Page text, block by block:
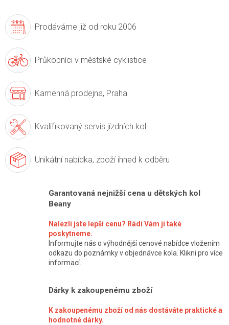
Prodáváme již od roku 2006
Průkopníci v městské cyklistice
Kamenná prodejna, Praha
Kvalifikovaný servis jízdních kol
Unikátní nabídka, zboží ihned k odběru
Garantovaná nejnižší cena u dětských kol
Beany
Nalezli jste lepší cenu? Rádi Vám ji také
poskytneme.
Informujte nás o výhodnější cenové nabídce vložením
odkazu do poznámky v objednávce kola. Klikni pro více
informací.
Dárky k zakoupenému zboží
K zakoupenému zboží od nás dostáváte praktické a
hodnotné dárky.